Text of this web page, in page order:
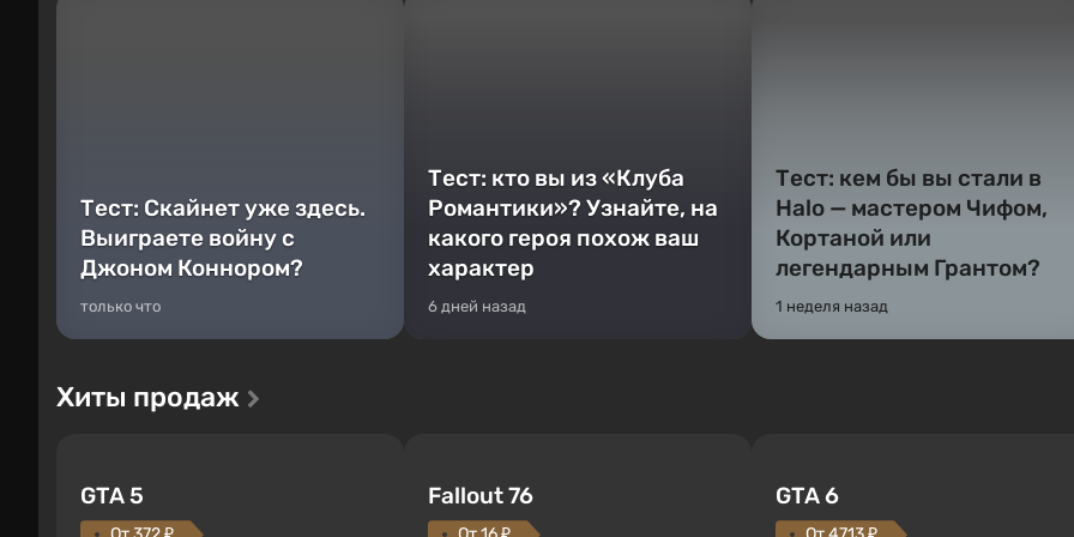
Тест: Скайнет уже здесь.
Выиграете войну с
Джоном Коннором?
только что
Тест: кто вы из «Клуба
Романтики»? Узнайте, на
какого героя похож ваш
характер
6 дней назад
Тест: кем бы вы стали в
Halo — мастером Чифом,
Кортаной или
легендарным Грантом?
1 неделя назад
Хиты продаж
GTA 5 Fallout 76 GTA 6